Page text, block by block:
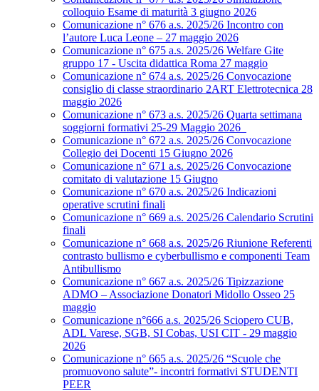
colloquio Esame di maturità 3 giugno 2026
Comunicazione n° 676 a.s. 2025/26 Incontro con
l’autore Luca Leone – 27 maggio 2026
Comunicazione n° 675 a.s. 2025/26 Welfare Gite
gruppo 17 - Uscita didattica Roma 27 maggio
Comunicazione n° 674 a.s. 2025/26 Convocazione
consiglio di classe straordinario 2ART Elettrotecnica 28
maggio 2026
Comunicazione n° 673 a.s. 2025/26 Quarta settimana
soggiorni formativi 25-29 Maggio 2026
Comunicazione n° 672 a.s. 2025/26 Convocazione
Collegio dei Docenti 15 Giugno 2026
Comunicazione n° 671 a.s. 2025/26 Convocazione
comitato di valutazione 15 Giugno
Comunicazione n° 670 a.s. 2025/26 Indicazioni
operative scrutini finali
Comunicazione n° 669 a.s. 2025/26 Calendario Scrutini
finali
Comunicazione n° 668 a.s. 2025/26 Riunione Referenti
contrasto bullismo e cyberbullismo e componenti Team
Antibullismo
Comunicazione n° 667 a.s. 2025/26 Tipizzazione
ADMO – Associazione Donatori Midollo Osseo 25
maggio
Comunicazione n°666 a.s. 2025/26 Sciopero CUB,
ADL Varese, SGB, SI Cobas, USI CIT - 29 maggio
2026
Comunicazione n° 665 a.s. 2025/26 “Scuole che
promuovono salute”- incontri formativi STUDENTI
PEER